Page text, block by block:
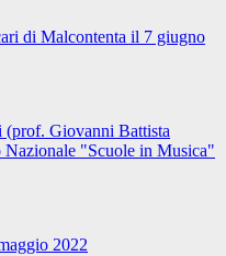
di Malcontenta il 7 giugno
(prof. Giovanni Battista
Nazionale "Scuole in Musica"
2022